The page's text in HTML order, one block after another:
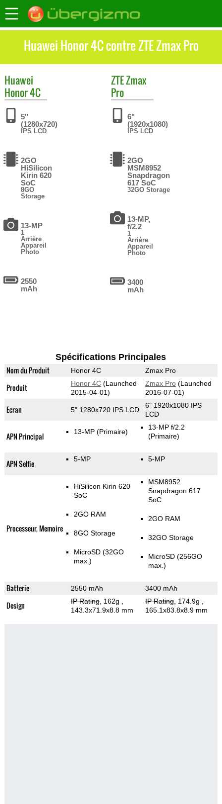
Huawei Honor 4C contre ZTE Zmax Pro
Huawei
Honor 4C
5"
(1280x720)
IPS LCD
2GO
HiSilicon
Kirin 620
SoC
8GO
Storage
13-MP
1
Arrière
Appareil
Photo
2550
mAh
ZTEZmax
Pro
6"
(1920x1080)
IPS LCD
2GO
MSM8952
Snapdragon
617 SoC
32GO Storage
13-MP,
f/2.2
1
Arrière
Appareil
Photo
3400
mAh
Spécifications Principales
Nom du Produit Honor 4C Zmax Pro
Produit Honor 4C(Launched
2015-04-01)
Zmax Pro(Launched
2016-07-01)
Ecran 5" 1280x720 IPS LCD
6" 1920x1080 IPS
LCD
APN Principal 13-MP (Primaire)
13-MP f/2.2
(Primaire)
APN Selfie 5-MP 5-MP
Processeur, Memoire
HiSilicon Kirin 620
SoC
2GO RAM
8GO Storage
MicroSD (32GO
max.)
MSM8952
Snapdragon 617
SoC
2GO RAM
32GO Storage
MicroSD (256GO
max.)
Batterie 2550 mAh 3400 mAh
Design IP Rating, 162g
143.3x71.9x8.8 mm
IP Rating, 174.9g
165.1x83.8x8.9 mm